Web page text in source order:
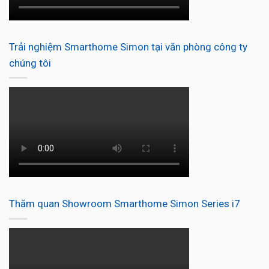
Trải nghiệm Smarthome Simon tại văn phòng công ty
chúng tôi
Thăm quan Showroom Smarthome Simon Series i7